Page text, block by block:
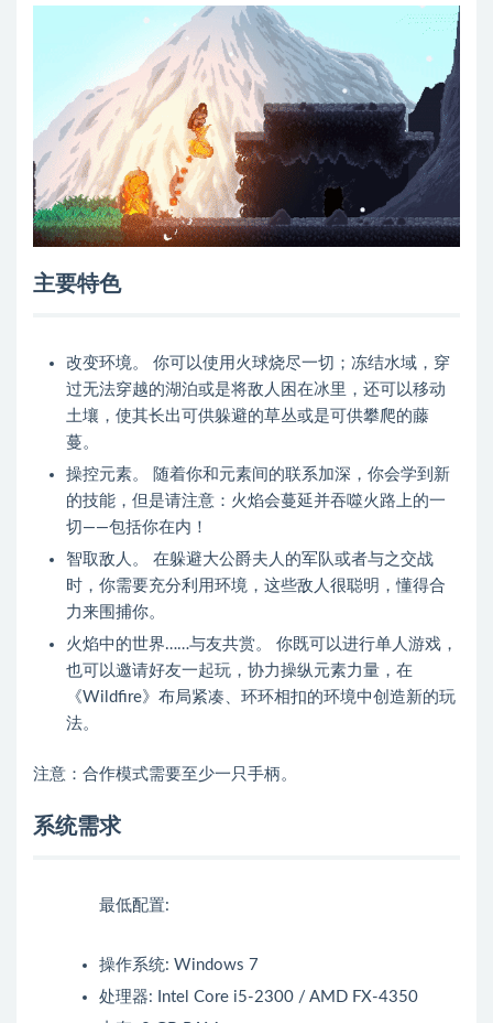
主要特色
改变环境。 你可以使用火球烧尽一切；冻结水域，穿
过无法穿越的湖泊或是将敌人困在冰里，还可以移动
土壤，使其长出可供躲避的草丛或是可供攀爬的藤
蔓。
操控元素。 随着你和元素间的联系加深，你会学到新
的技能，但是请注意：火焰会蔓延并吞噬火路上的一
切——包括你在内！
智取敌人。 在躲避大公爵夫人的军队或者与之交战
时，你需要充分利用环境，这些敌人很聪明，懂得合
力来围捕你。
火焰中的世界……与友共赏。 你既可以进行单人游戏，
也可以邀请好友一起玩，协力操纵元素力量，在
《Wildfire》布局紧凑、环环相扣的环境中创造新的玩
法。
注意：合作模式需要至少一只手柄。
系统需求
最低配置:
操作系统: Windows 7
处理器: Intel Core i5-2300 / AMD FX-4350